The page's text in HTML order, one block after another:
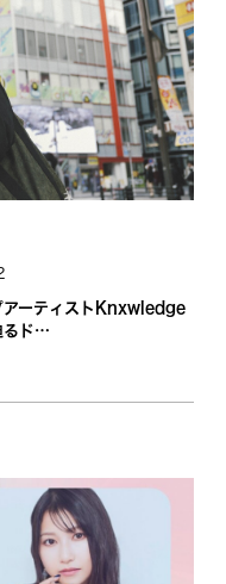
アーティストKnxwledge
るド…